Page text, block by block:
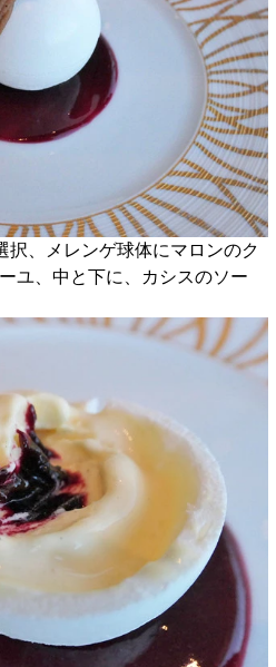
択、メレンゲ球体にマロンのク
ユ、中と下に、カシスのソー